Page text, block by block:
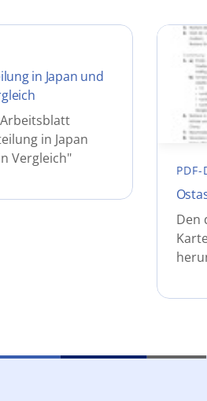
in Japan und
in Japan
Vergleich"
PDF-
Den